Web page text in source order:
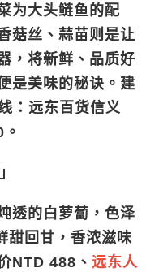
大头鲢鱼的配
菇丝、蒜苗则是让
，将新鲜、品质好
是美味的秘诀。建
：远东百货信义
的白萝蔔，色泽
甜回甘，香浓滋味
NTD 488、 远东人